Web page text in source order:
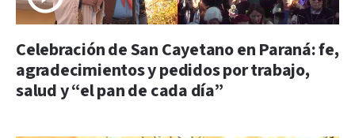
Celebración de San Cayetano en Paraná: fe,
agradecimientos y pedidos por trabajo,
salud y “el pan de cada día”